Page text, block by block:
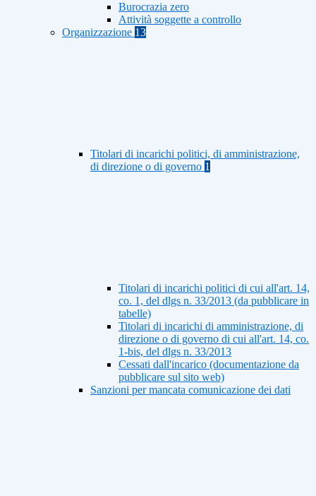
Burocrazia zero
Attività soggette a controllo
Organizzazione 13
Titolari di incarichi politici, di amministrazione,
di direzione o di governo 1
Titolari di incarichi politici di cui all'art. 14,
co. 1, del dlgs n. 33/2013 (da pubblicare in
tabelle)
Titolari di incarichi di amministrazione, di
direzione o di governo di cui all'art. 14, co.
1-bis, del dlgs n. 33/2013
Cessati dall'incarico (documentazione da
pubblicare sul sito web)
Sanzioni per mancata comunicazione dei dati